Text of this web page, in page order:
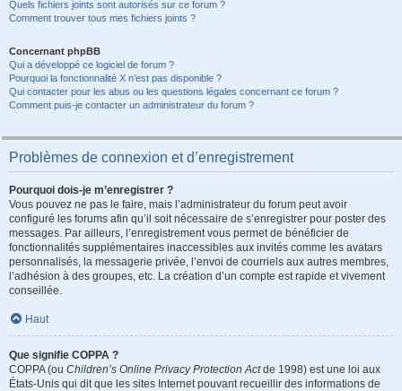
Quels fichiers joints sont autorisés sur ce forum ?
Comment trouver tous mes fichiers joints ?
Concernant phpBB
Qui a développé ce logiciel de forum ?
Pourquoi la fonctionnalité X n’est pas disponible ?
Qui contacter pour les abus ou les questions légales concernant ce forum ?
Comment puis-je contacter un administrateur du forum ?
Problèmes de connexion et d’enregistrement
Pourquoi dois-je m’enregistrer ?
Vous pouvez ne pas le faire, mais l’administrateur du forum peut avoir
configuré les forums afin qu’il soit nécessaire de s’enregistrer pour poster des
messages. Par ailleurs, l’enregistrement vous permet de bénéficier de
fonctionnalités supplémentaires inaccessibles aux invités comme les avatars
personnalisés, la messagerie privée, l’envoi de courriels aux autres membres,
l’adhésion à des groupes, etc. La création d’un compte est rapide et vivement
conseillée.
Haut
Que signifie COPPA ?
COPPA (ou Children’s Online Privacy Protection Actde 1998) est une loi aux
États-Unis qui dit que les sites Internet pouvant recueillir des informations de